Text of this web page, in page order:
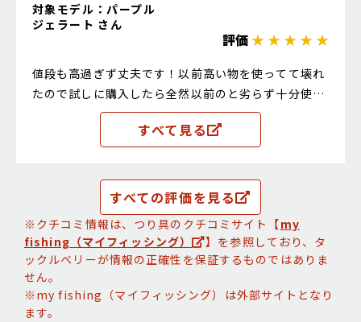
対象モデル：パープル
ジェラート さん
評価★ ★ ★ ★ ★
値段も高過ぎず丈夫です！以前高い物を使ってて壊れ
たので試しに購入したら全然以前のと劣らず十分使え
すべて見る
すべての評価を見る
※クチコミ情報は、つり具のクチコミサイト【my
fishing（マイフィッシング）
】を参照しており、タ
ックルベリーが情報の正確性を保証するものではありま
せん。
※my fishing（マイフィッシング）は外部サイトとなり
ます。